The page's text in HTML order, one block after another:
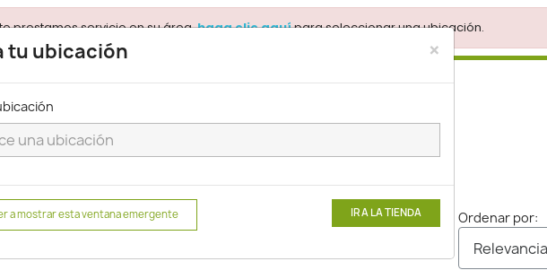
prestamos servicio en su área.haga clic aquípara seleccionar una ubicación.
×
tu ubicación
a mostrar esta ventana emergente IR A LA TIENDA Ordenar por: